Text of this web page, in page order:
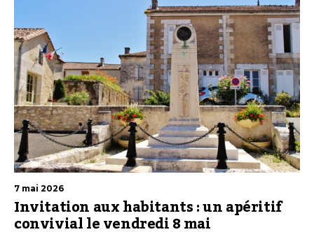
7 mai 2026
Invitation aux habitants : un apéritif
convivial le vendredi 8 mai